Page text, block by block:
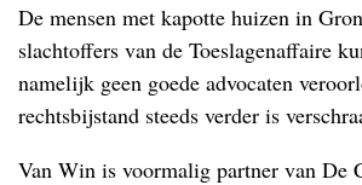
De mensen met kapotte huizen in
slachtoffers van de Toeslagenaffaire
namelijk geen goede advocaten
rechtsbijstand steeds verder is
Van Win is voormalig partner van De